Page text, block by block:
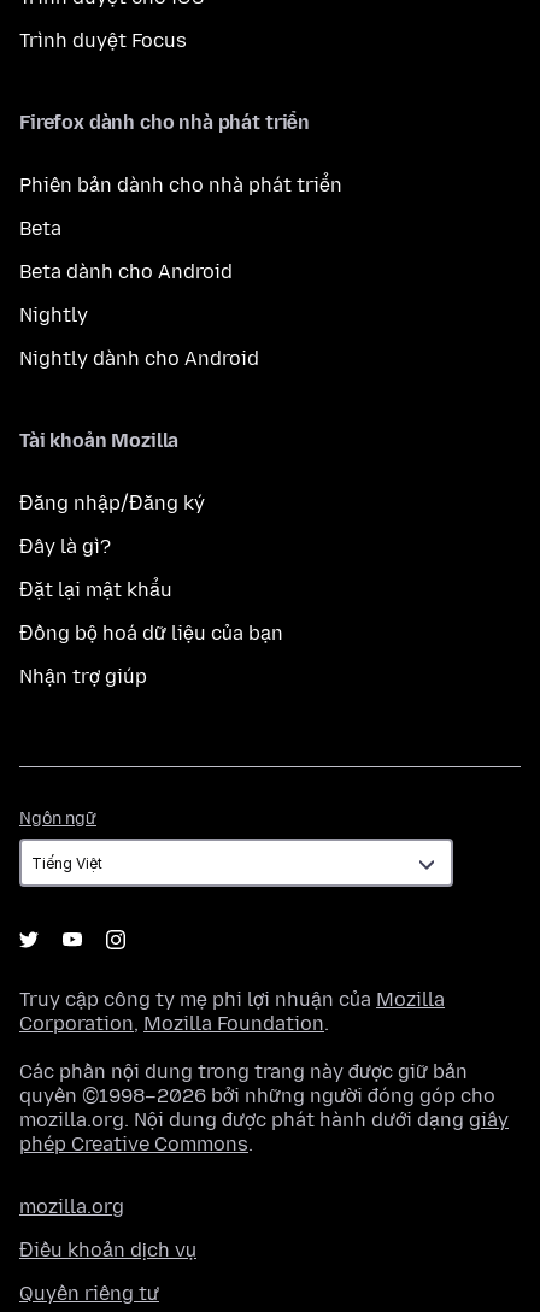
Trình duyệt Focus
Firefox dành cho nhà phát triển
Phiên bản dành cho nhà phát triển
Beta
Beta dành cho Android
Nightly
Nightly dành cho Android
Tài khoản Mozilla
Đăng nhập/Đăng ký
Đây là gì?
Đặt lại mật khẩu
Đồng bộ hoá dữ liệu của bạn
Nhận trợ giúp
Ngôn ngữ
ngữ
Truy cập công ty mẹ phi lợi nhuận của Mozilla
Corporation, Mozilla Foundation.
Các phần nội dung trong trang này được giữ bản
quyền ©1998–2026 bởi những người đóng góp cho
mozilla.org. Nội dung được phát hành dưới dạng giấy
phép Creative Commons.
mozilla.org
Điều khoản dịch vụ
Quyền riêng tư